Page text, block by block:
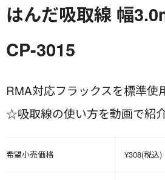
はんだ吸取線 幅
CP-3015
RMA対応フラックスを標準使
☆吸取線の使い方を動画で紹
希望小売価格 ¥308(税込)